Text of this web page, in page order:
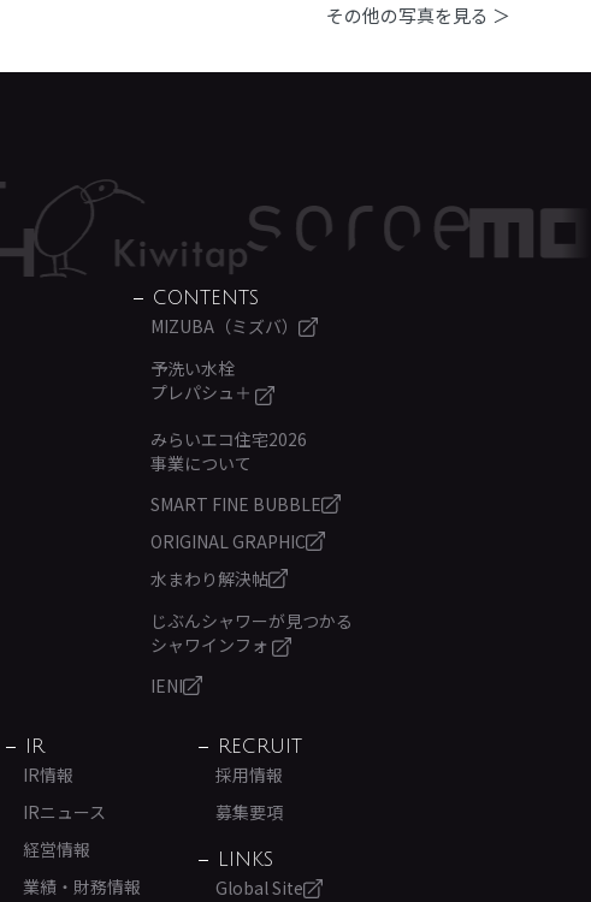
その他の写真を見る ＞
CONTENTS
MIZUBA（ミズバ）
予洗い水栓
プレパシュ＋
みらいエコ住宅2026
事業について
SMART FINE BUBBLE
ORIGINAL GRAPHIC
水まわり解決帖
じぶんシャワーが見つかる
シャワインフォ
IENI
IR
IR情報
IRニュース
経営情報
業績・財務情報
RECRUIT
採用情報
募集要項
LINKS
Global Site